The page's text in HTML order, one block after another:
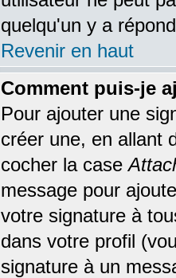
quelqu'un y a
Revenir en haut
Comment puis-je
Pour ajouter une
créer une, en allant
cocher la case
message pour
votre signature à
dans votre profil
signature à un